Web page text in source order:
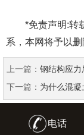
*免责声明:转载
系，本网将予以删
上一篇： 钢结构应力
下一篇： 为什么混凝
电话